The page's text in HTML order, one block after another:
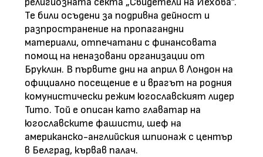
Те били осъдени за подривна дейност и
разпространение на пропагандни
материали, отпечатани с финансовата
помощ на неназовани организации от
Бруклин. В първите дни на април в Лондон на
официално посещение е и врагът на родния
комунистически режим югославският лидер
Тито. Той е описан като главатар на
югославските фашисти, шеф на
американско-английския шпионаж с център
в Белград, кървав палач.